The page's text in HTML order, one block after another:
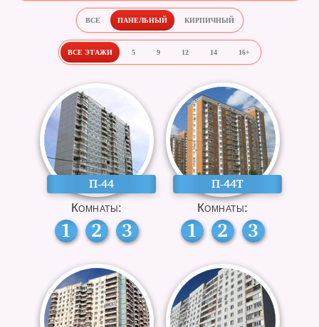
ВСЕ ПАНЕЛЬНЫЙ КИРПИЧНЫЙ
ВСЕ ЭТАЖИ 5 9 12 14 16+
П-44
Комнаты:
1 2 3
П-44Т
Комнаты:
1 2 3